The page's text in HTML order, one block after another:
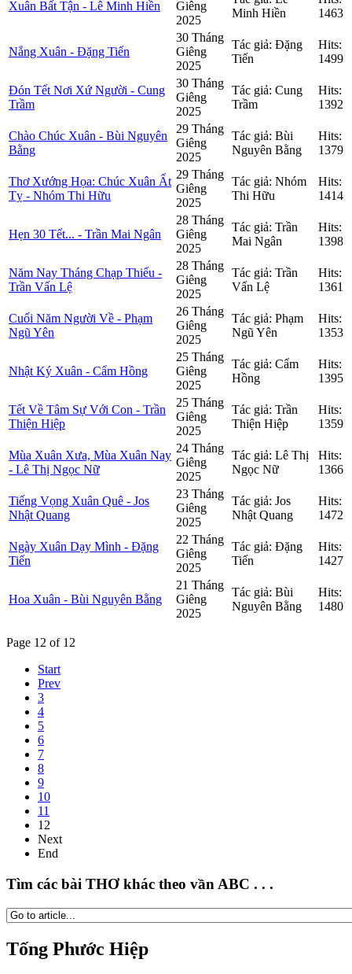
Xuân Bất Tận - Lê Minh Hiền
Giêng
2025
Minh Hiền
1463
Nắng Xuân - Đặng Tiến
30 Tháng
Giêng
2025
Tác giả: Đặng
Tiến
Hits:
1499
Đón Tết Nơi Xứ Người - Cung
Trầm
30 Tháng
Giêng
2025
Tác giả: Cung
Trầm
Hits:
1392
Chào Chúc Xuân - Bùi Nguyên
Bằng
29 Tháng
Giêng
2025
Tác giả: Bùi
Nguyên Bằng
Hits:
1379
Thơ Xướng Họa: Chúc Xuân Ất
Tỵ - Nhóm Thi Hữu
29 Tháng
Giêng
2025
Tác giả: Nhóm
Thi Hữu
Hits:
1414
Hẹn 30 Tết... - Trần Mai Ngân
28 Tháng
Giêng
2025
Tác giả: Trần
Mai Ngân
Hits:
1398
Năm Nay Tháng Chạp Thiếu -
Trần Vấn Lệ
28 Tháng
Giêng
2025
Tác giả: Trần
Vấn Lệ
Hits:
1361
Cuối Năm Người Về - Phạm
Ngũ Yên
26 Tháng
Giêng
2025
Tác giả: Phạm
Ngũ Yên
Hits:
1353
Nhật Ký Xuân - Cẩm Hồng
25 Tháng
Giêng
2025
Tác giả: Cẩm
Hồng
Hits:
1395
Tết Về Tâm Sự Với Con - Trần
Thiện Hiệp
25 Tháng
Giêng
2025
Tác giả: Trần
Thiện Hiệp
Hits:
1359
Mùa Xuân Xưa, Mùa Xuân Nay
- Lê Thị Ngọc Nữ
24 Tháng
Giêng
2025
Tác giả: Lê Thị
Ngọc Nữ
Hits:
1366
Tiếng Vọng Xuân Quê - Jos
Nhật Quang
23 Tháng
Giêng
2025
Tác giả: Jos
Nhật Quang
Hits:
1472
Ngày Xuân Dạy Mình - Đặng
Tiến
22 Tháng
Giêng
2025
Tác giả: Đặng
Tiến
Hits:
1427
Hoa Xuân - Bùi Nguyên Bằng
21 Tháng
Giêng
2025
Tác giả: Bùi
Nguyên Bằng
Hits:
1480
Page 12 of 12
Start
Prev
3
4
5
6
7
8
9
10
11
12
Next
End
Tìm các bài THƠ khác theo vần ABC . . .
Tống Phước Hiệp